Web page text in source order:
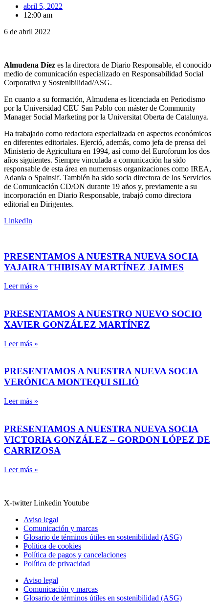
abril 5, 2022
12:00 am
6 de abril 2022
Almudena Díez es la directora de Diario Responsable, el conocido
medio de comunicación especializado en Responsabilidad Social
Corporativa y Sostenibilidad/ASG.
En cuanto a su formación, Almudena es licenciada en Periodismo
por la Universidad CEU San Pablo con máster de Community
Manager Social Marketing por la Universitat Oberta de Catalunya.
Ha trabajado como redactora especializada en aspectos económicos
en diferentes editoriales. Ejerció, además, como jefa de prensa del
Ministerio de Agricultura en 1994, así como del Euroforum los dos
años siguientes. Siempre vinculada a comunicación ha sido
responsable de esta área en numerosas organizaciones como IREA,
Adania o Spainsif. También ha sido socia directora de los Servicios
de Comunicación CD/ON durante 19 años y, previamente a su
incorporación en Diario Responsable, trabajó como directora
editorial en Dirigentes.
LinkedIn
PRESENTAMOS A NUESTRA NUEVA SOCIA
YAJAIRA THIBISAY MARTÍNEZ JAIMES
Leer más »
PRESENTAMOS A NUESTRO NUEVO SOCIO
XAVIER GONZÁLEZ MARTÍNEZ
Leer más »
PRESENTAMOS A NUESTRA NUEVA SOCIA
VERÓNICA MONTEQUI SILIÓ
Leer más »
PRESENTAMOS A NUESTRA NUEVA SOCIA
VICTORIA GONZÁLEZ – GORDON LÓPEZ DE
CARRIZOSA
Leer más »
X-twitter Linkedin Youtube
Aviso legal
Comunicación y marcas
Glosario de términos útiles en sostenibilidad (ASG)
Política de cookies
Política de pagos y cancelaciones
Política de privacidad
Aviso legal
Comunicación y marcas
Glosario de términos útiles en sostenibilidad (ASG)